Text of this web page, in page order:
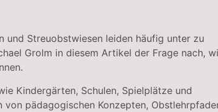
und Streuobstwiesen leiden häufig unter zu
Grolm in diesem Artikel der Frage nach,
Kindergärten, Schulen, Spielplätze und
von pädagogischen Konzepten,